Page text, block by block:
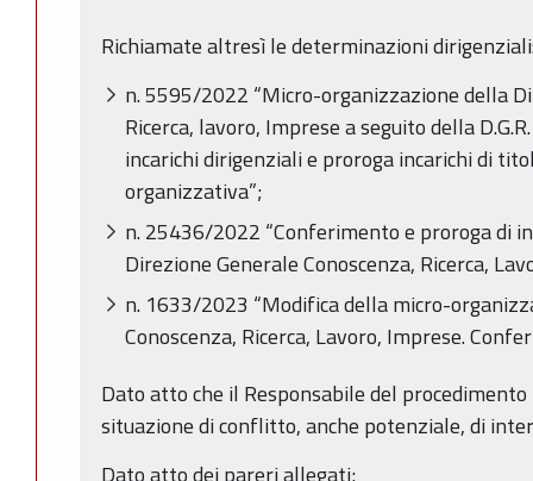
Richiamate altresì le determinazioni
n. 5595/2022 “Micro-organizzazione della
Ricerca, lavoro, Imprese a seguito della
incarichi dirigenziali e proroga incarichi di
organizzativa”;
n. 25436/2022 “Conferimento e proroga di
Direzione Generale Conoscenza, Ricerca,
n. 1633/2023 “Modifica della micro-
Conoscenza, Ricerca, Lavoro, Imprese.
Dato atto che il Responsabile del
situazione di conflitto, anche potenziale, di
Dato atto dei pareri allegati;